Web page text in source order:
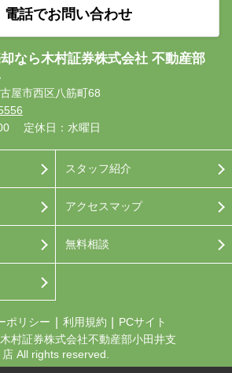
電話でお問い合わせ
なら木村証券株式会社 不動産部
屋市西区八筋町68
定休日：水曜日
スタッフ紹介
アクセスマップ
無料相談
ポリシー 利用規約
PCサイト
村証券株式会社不動産部小田井支
店 All rights reserved.